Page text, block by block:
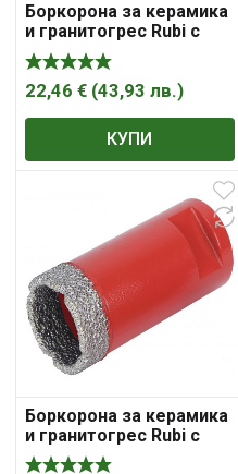
Боркорона за керамика
и гранитогрес Rubi с
диамантена посипка с
резба М14х2 10х35 мм,
Drygres
22,46 € (43,93 лв.)
КУПИ
Боркорона за керамика
и гранитогрес Rubi с
диамантена посипка с